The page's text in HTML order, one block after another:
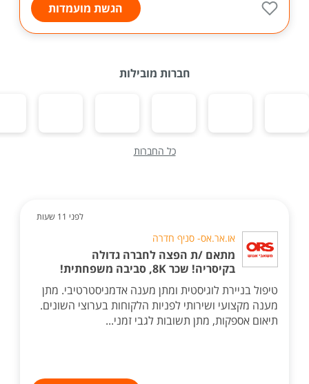
הגשת מועמדות
חברות מובילות
כל החברות
לפני 11 שעות
או.אר.אס- סניף חדרה
מתאם /ת הפצה לחברה גדולה
בקיסריה! שכר 8K, סביבה משפחתית!
טיפול בניירת לוגיסטית ומתן מענה אדמניסטרטיבי. מתן
מענה מקצועי ושירותי לפניות הלקוחות בערוצי השונים.
תיאום אספקות, מתן תשובות לגבי זמני...